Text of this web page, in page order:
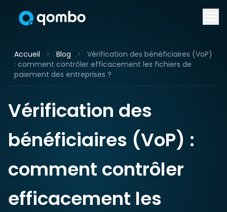
Accueil > Blog >
Vérification des bénéficiaires (VoP)
: comment contrôler efficacement les fichiers de
paiement des entreprises ?
Vérification des
bénéficiaires (VoP) :
comment contrôler
efficacement les